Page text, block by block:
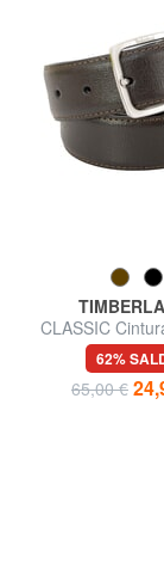
CLASSIC
saffiano,
62%
65,00 €